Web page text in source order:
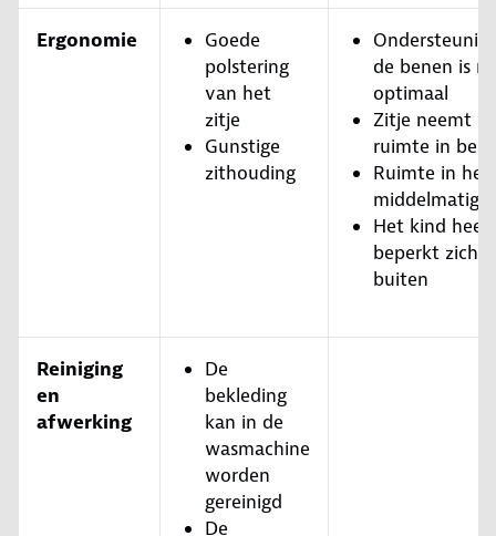
Ergonomie
Goede
polstering
van het
zitje
Gunstige
zithouding
de benen is
optimaal
Zitje neemt
ruimte in
Ruimte in het
middelmatig
Het kind
beperkt zicht
buiten
Reiniging
en
afwerking
De
bekleding
kan in de
wasmachine
worden
gereinigd
De